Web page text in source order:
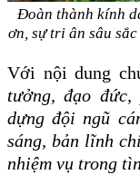
Đoàn thành kính
ơn, sự tri ân sâu
Với nội dung
tưởng, đạo
dựng đội ngũ
sáng, bản lĩnh
nhiệm vụ trong